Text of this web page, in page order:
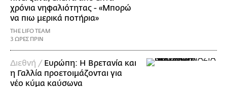
χρόνια νηφαλιότητας - «Μπορώ
να πιω μερικά ποτήρια»
THE LIFO TEAM
3 ΩΡΕΣ ΠΡΙΝ
Διεθνή / Ευρώπη: Η Βρετανία και
η Γαλλία προετοιμάζονται για
νέο κύμα καύσωνα